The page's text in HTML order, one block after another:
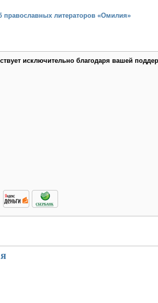
православных литераторов «Омилия»
исключительно благодаря вашей